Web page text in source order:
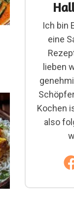
Ich bin
eine
lieben
Kochen
also